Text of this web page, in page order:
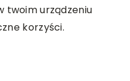
twoim urządzeniu
korzyści.